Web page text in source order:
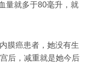
量就多于80毫升，就
膜癌患者，她没有生
后，减重就是她今后